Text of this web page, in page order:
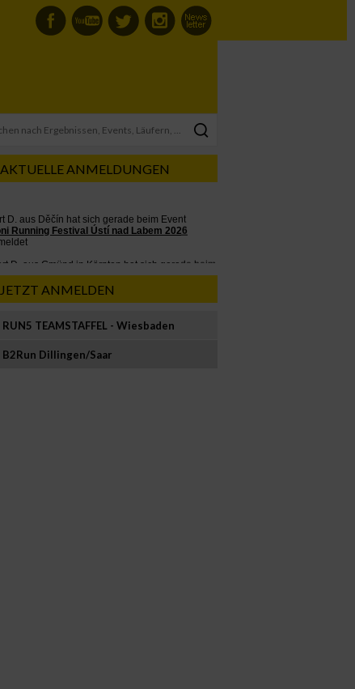
AKTUELLE ANMELDUNGEN
JETZT ANMELDEN
RUN5 TEAMSTAFFEL - Wiesbaden
B2Run Dillingen/Saar